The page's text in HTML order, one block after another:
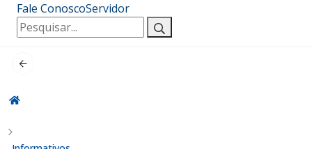
Fale ConoscoServidor
Pesquisar
por: